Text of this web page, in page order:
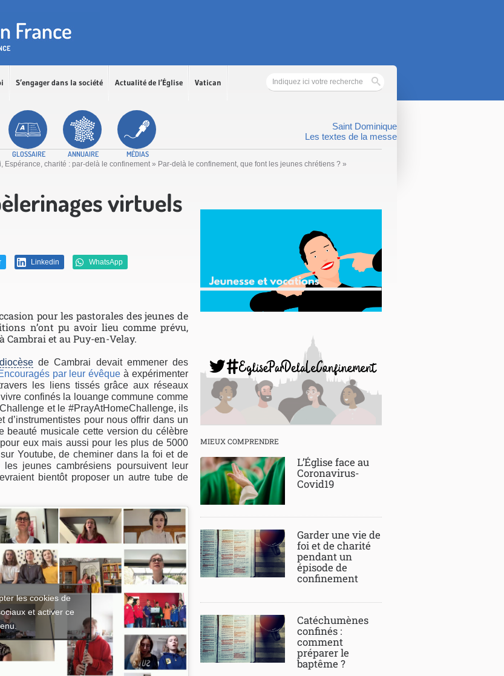
S’engager dans la société Actualité de l’Église Vatican
GLOSSAIRE ANNUAIRE MÉDIAS
Saint Dominique
Les textes de la messe
Espérance, charité : par-delà le confinement» Par-delà le confinement, que font les jeunes chrétiens ? »
virtuels
Linkedin WhatsApp
pour les pastorales des jeunes de
n’ont pu avoir lieu comme prévu,
Cambrai et au Puy-en-Velay.
diocèse de Cambrai devait emmener des
par leur évêque à expérimenter
les liens tissés grâce aux réseaux
confinés la louange commune comme
et le #PrayAtHomeChallenge, ils
pour nous offrir dans un
beauté musicale cette version du célèbre
eux mais aussi pour les plus de 5000
Youtube, de cheminer dans la foi et de
jeunes cambrésiens poursuivent leur
bientôt proposer un autre tube de
les cookies de
et activer ce
MIEUX COMPRENDRE
L’Église face au
Coronavirus-
Covid19
Garder une vie de
foi et de charité
pendant un
épisode de
confinement
Catéchumènes
confinés :
comment
préparer le
baptême ?